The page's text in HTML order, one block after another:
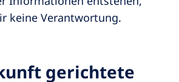
keine Verantwortung.
gerichtete